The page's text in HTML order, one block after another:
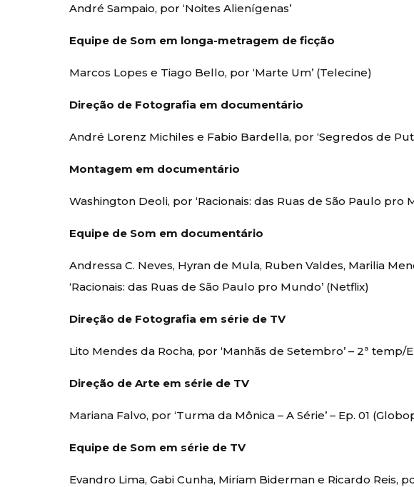
André Sampaio, por ‘Noites Alienígenas’
Equipe de Som em longa-metragem de ficção
Marcos Lopes e Tiago Bello, por ‘Marte Um’ (Telecine)
Direção de Fotografia em documentário
André Lorenz Michiles e Fabio Bardella, por ‘Segredos de
Montagem em documentário
Washington Deoli, por ‘Racionais: das Ruas de São Paulo pro
Equipe de Som em documentário
Andressa C. Neves, Hyran de Mula, Ruben Valdes, Marilia
‘Racionais: das Ruas de São Paulo pro Mundo’ (Netflix)
Direção de Fotografia em série de TV
Lito Mendes da Rocha, por ‘Manhãs de Setembro’ – 2ª temp/
Direção de Arte em série de TV
Mariana Falvo, por ‘Turma da Mônica – A Série’ – Ep. 01
Equipe de Som em série de TV
Evandro Lima, Gabi Cunha, Miriam Biderman e Ricardo Reis,